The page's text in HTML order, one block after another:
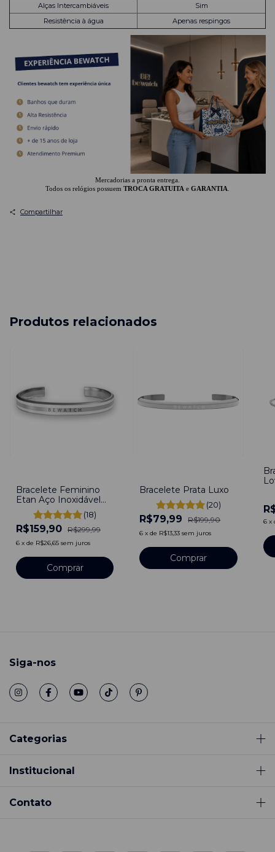
Alças Intercambiáveis
Sim
Resistência à água
Apenas respingos
Mercadorias a pronta entrega.
Todos os relógios possuem TROCA GRATUITA e GARANTIA
Compartilhar
Produtos relacionados
Bracelete Feminino
Etan Aço Inoxidável
Ajustável
(18)
R$159,90 R$299,99
6 x de R$26,65 sem juros
Bracelete Prata Luxo
(20)
R$79,99 R$199,90
6 xde R$13,33 sem juros
6 x
Siga-nos
Categorias
Institucional
Contato